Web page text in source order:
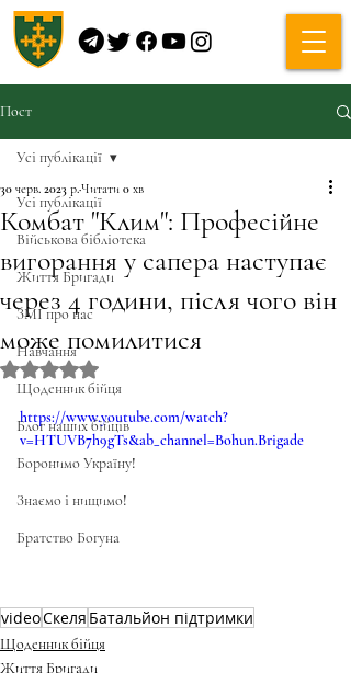
Пост
Усі публікації
Військова бібліотека
Життя Бригади
ЗМІ про нас
Навчання
Щоденник бійця
Блог наших бійців
Боронимо Україну!
Знаємо і нищимо!
Братство Богуна
Усі публікації
Комбат "Клим": Професійне
вигорання у сапера наступає
через 4 години, після чого він
може помилитися
30 черв. 2023 р.Читати 0 хв
Оцінка: NaN з 5 зірок.
https://www.youtube.com/watch?
v=HTUVB7h9gTs&ab_channel=Bohun.Brigade
videoСкеля Батальйон підтримки
Щоденник бійця
Життя Бригади